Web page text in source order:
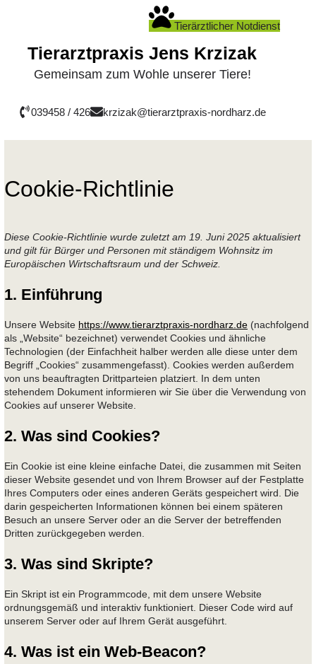
Tierärztlicher Notdienst
Tierarztpraxis Jens Krzizak
Gemeinsam zum Wohle unserer Tiere!
039458 / 426 krzizak@tierarztpraxis-nordharz.de
Cookie-Richtlinie
Diese Cookie-Richtlinie wurde zuletzt am 19. Juni 2025 aktualisiert
und gilt für Bürger und Personen mit ständigem Wohnsitz im
Europäischen Wirtschaftsraum und der Schweiz.
1. Einführung
Unsere Website https://www.tierarztpraxis-nordharz.de (nachfolgend
als „Website“ bezeichnet) verwendet Cookies und ähnliche
Technologien (der Einfachheit halber werden alle diese unter dem
Begriff „Cookies“ zusammengefasst). Cookies werden außerdem
von uns beauftragten Drittparteien platziert. In dem unten
stehendem Dokument informieren wir Sie über die Verwendung von
Cookies auf unserer Website.
2. Was sind Cookies?
Ein Cookie ist eine kleine einfache Datei, die zusammen mit Seiten
dieser Website gesendet und von Ihrem Browser auf der Festplatte
Ihres Computers oder eines anderen Geräts gespeichert wird. Die
darin gespeicherten Informationen können bei einem späteren
Besuch an unsere Server oder an die Server der betreffenden
Dritten zurückgegeben werden.
3. Was sind Skripte?
Ein Skript ist ein Programmcode, mit dem unsere Website
ordnungsgemäß und interaktiv funktioniert. Dieser Code wird auf
unserem Server oder auf Ihrem Gerät ausgeführt.
4. Was ist ein Web-Beacon?